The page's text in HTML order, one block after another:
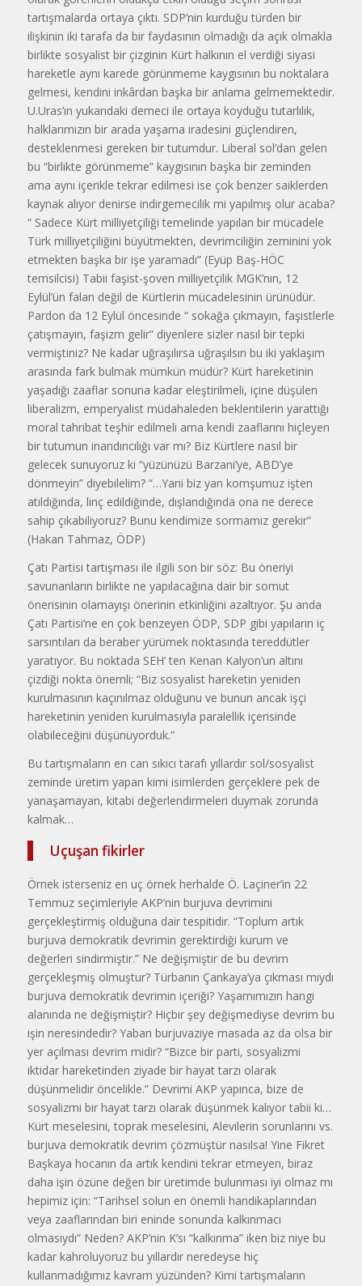
tartışmalarda ortaya çıktı. SDP’nin kurduğu türden bir
ilişkinin iki tarafa da bir faydasının olmadığı da açık olmakla
birlikte sosyalist bir çizginin Kürt halkının el verdiği siyasi
hareketle aynı karede görünmeme kaygısının bu noktalara
gelmesi, kendini inkârdan başka bir anlama gelmemektedir.
U.Uras’ın yukarıdaki demeci ile ortaya koyduğu tutarlılık,
halklarımızın bir arada yaşama iradesini güçlendiren,
desteklenmesi gereken bir tutumdur. Liberal sol’dan gelen
bu “birlikte görünmeme” kaygısının başka bir zeminden
ama aynı içerikle tekrar edilmesi ise çok benzer saiklerden
kaynak alıyor denirse indirgemecilik mi yapılmış olur acaba?
“ Sadece Kürt milliyetçiliği temelinde yapılan bir mücadele
Türk milliyetçiliğini büyütmekten, devrimciliğin zeminini yok
etmekten başka bir işe yaramadı” (Eyüp Baş-HÖC
temsilcisi) Tabii faşist-şoven milliyetçilik MGK’nın, 12
Eylül’ün falan değil de Kürtlerin mücadelesinin ürünüdür.
Pardon da 12 Eylül öncesinde “ sokağa çıkmayın, faşistlerle
çatışmayın, faşizm gelir” diyenlere sizler nasıl bir tepki
vermiştiniz? Ne kadar uğraşılırsa uğraşılsın bu iki yaklaşım
arasında fark bulmak mümkün müdür? Kürt hareketinin
yaşadığı zaaflar sonuna kadar eleştirilmeli, içine düşülen
liberalizm, emperyalist müdahaleden beklentilerin yarattığı
moral tahribat teşhir edilmeli ama kendi zaaflarını hiçleyen
bir tutumun inandırıcılığı var mı? Biz Kürtlere nasıl bir
gelecek sunuyoruz ki “yüzünüzü Barzani’ye, ABD’ye
dönmeyin” diyebilelim? “…Yani biz yan komşumuz işten
atıldığında, linç edildiğinde, dışlandığında ona ne derece
sahip çıkabiliyoruz? Bunu kendimize sormamız gerekir”
(Hakan Tahmaz, ÖDP)
Çatı Partisi tartışması ile ilgili son bir söz: Bu öneriyi
savunanların birlikte ne yapılacağına dair bir somut
önerisinin olamayışı önerinin etkinliğini azaltıyor. Şu anda
Çatı Partisi’ne en çok benzeyen ÖDP, SDP gibi yapıların iç
sarsıntıları da beraber yürümek noktasında tereddütler
yaratıyor. Bu noktada SEH’ ten Kenan Kalyon’un altını
çizdiği nokta önemli; “Biz sosyalist hareketin yeniden
kurulmasının kaçınılmaz olduğunu ve bunun ancak işçi
hareketinin yeniden kurulmasıyla paralellik içerisinde
olabileceğini düşünüyorduk.”
Bu tartışmaların en can sıkıcı tarafı yıllardır sol/sosyalist
zeminde üretim yapan kimi isimlerden gerçeklere pek de
yanaşamayan, kitabi değerlendirmeleri duymak zorunda
kalmak…
Uçuşan fikirler
Örnek isterseniz en uç örnek herhalde Ö. Laçiner’in 22
Temmuz seçimleriyle AKP’nin burjuva devrimini
gerçekleştirmiş olduğuna dair tespitidir. “Toplum artık
burjuva demokratik devrimin gerektirdiği kurum ve
değerleri sindirmiştir.” Ne değişmiştir de bu devrim
gerçekleşmiş olmuştur? Türbanın Çankaya’ya çıkması mıydı
burjuva demokratik devrimin içeriği? Yaşamımızın hangi
alanında ne değişmiştir? Hiçbir şey değişmediyse devrim bu
işin neresindedir? Yaban burjuvaziye masada az da olsa bir
yer açılması devrim midir? “Bizce bir parti, sosyalizmi
iktidar hareketinden ziyade bir hayat tarzı olarak
düşünmelidir öncelikle.” Devrimi AKP yapınca, bize de
sosyalizmi bir hayat tarzı olarak düşünmek kalıyor tabii ki…
Kürt meselesini, toprak meselesini, Alevilerin sorunlarını vs.
burjuva demokratik devrim çözmüştür nasılsa! Yine Fikret
Başkaya hocanın da artık kendini tekrar etmeyen, biraz
daha işin özüne değen bir üretimde bulunması iyi olmaz mı
hepimiz için: “Tarihsel solun en önemli handikaplarından
veya zaaflarından biri eninde sonunda kalkınmacı
olmasıydı” Neden? AKP’nin K’sı “kalkınma” iken biz niye bu
kadar kahroluyoruz bu yıllardır neredeyse hiç
kullanmadığımız kavram yüzünden? Kimi tartışmaların